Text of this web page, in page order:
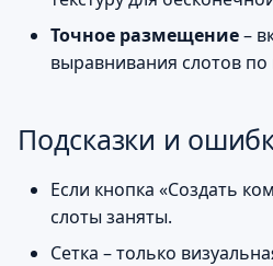
Точное размещение–
выравнивания слотов
Подсказки и
Если кнопка «Создать
слоты заняты.
Сетка – только